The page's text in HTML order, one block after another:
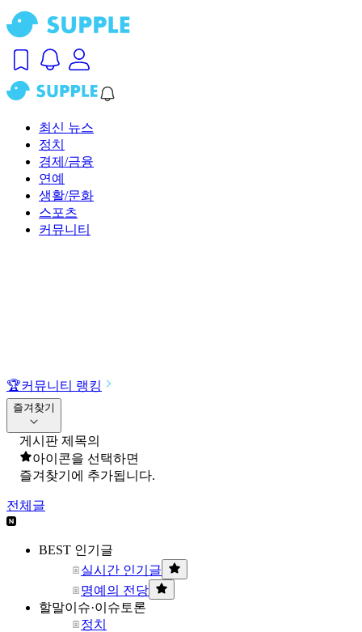
최신 뉴스
정치
경제/금융
연예
생활/문화
스포츠
커뮤니티
🏆커뮤니티 랭킹
즐겨찾기
게시판 제목의
아이콘을 선택하면
즐겨찾기에 추가됩니다.
전체글
BEST 인기글
실시간 인기글
명예의 전당
할말이슈·이슈토론
정치